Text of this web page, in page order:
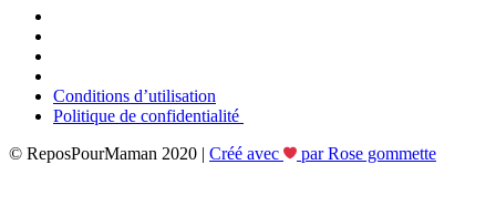
Conditions d’utilisation
Politique de confidentialité
© ReposPourMaman 2020 | Créé avec par Rose gommette